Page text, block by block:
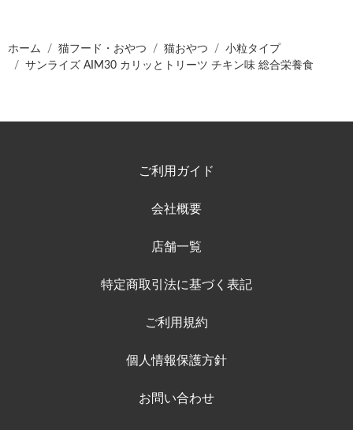
ホーム 猫フード・おやつ 猫おやつ
小粒タイプ
サンライズ AIM30 カリッとトリーツ チキン味 総合栄養食
ご利用ガイド
会社概要
店舗一覧
特定商取引法に基づく表記
ご利用規約
個人情報保護方針
お問い合わせ